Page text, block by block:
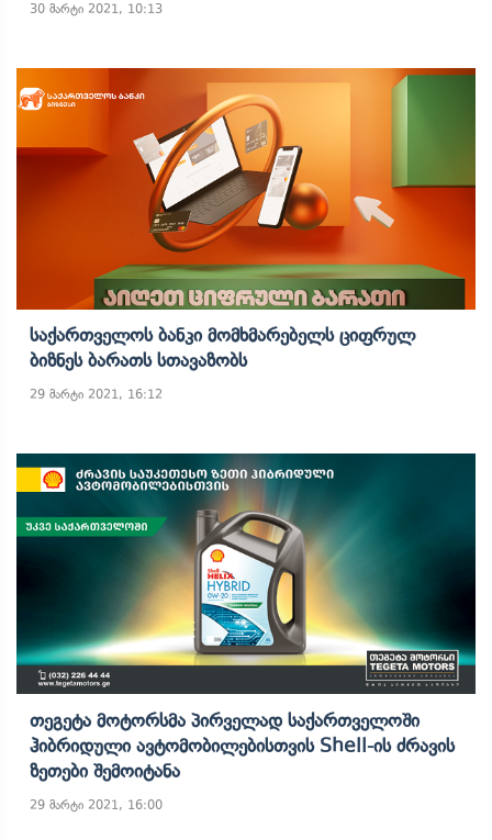
30 მარტი 2021, 10:13
Საქართველოს Ბანკი Მომხმარებელს Ციფრულ
Ბიზნეს Ბარათს Სთავაზობს
29 მარტი 2021, 16:12
Თეგეტა Მოტორსმა Პირველად Საქართველოში
Ჰიბრიდული Ავტომობილებისთვის Shell-Ის Ძრავის
Ზეთები Შემოიტანა
29 მარტი 2021, 16:00